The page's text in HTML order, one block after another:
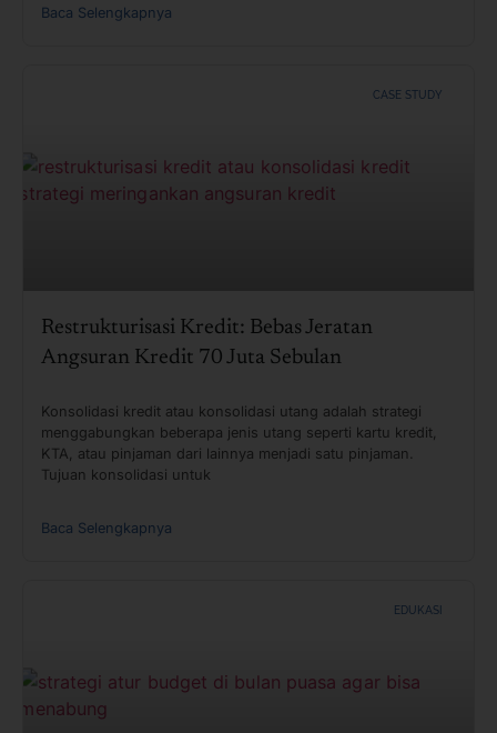
Baca Selengkapnya
CASE STUDY
Restrukturisasi Kredit: Bebas Jeratan
Angsuran Kredit 70 Juta Sebulan
Konsolidasi kredit atau konsolidasi utang adalah strategi
menggabungkan beberapa jenis utang seperti kartu kredit,
KTA, atau pinjaman dari lainnya menjadi satu pinjaman.
Tujuan konsolidasi untuk
Baca Selengkapnya
EDUKASI